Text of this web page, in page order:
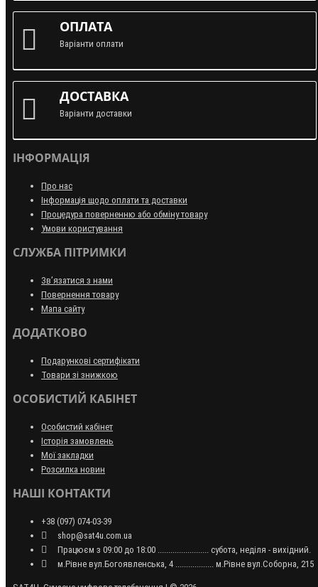
ОПЛАТА
Варіанти оплати
ДОСТАВКА
Варіанти доставки
ІНФОРМАЦІЯ
Про нас
Інформація щодо оплати та доставки
Процедура поверненню або обміну товару
Умови користування
СЛУЖБА ПІТРИМКИ
Зв’язатися з нами
Повернення товару
Мапа сайту
ДОДАТКОВО
Подарункові сертифікати
Товари зі знижкою
ОСОБИСТИЙ КАБІНЕТ
Особистий кабінет
Історія замовлень
Мої закладки
Розсилка новин
НАШІ КОНТАКТИ
+38 (097) 074-03-39
shop@sat4u.com.ua
Працюєм з 09:00 до 18:00 ........................ субота, неділя - вихідний.
м.Рівне вул.Богоявленська, 4 .................. м.Рівне вул.Соборна, 215